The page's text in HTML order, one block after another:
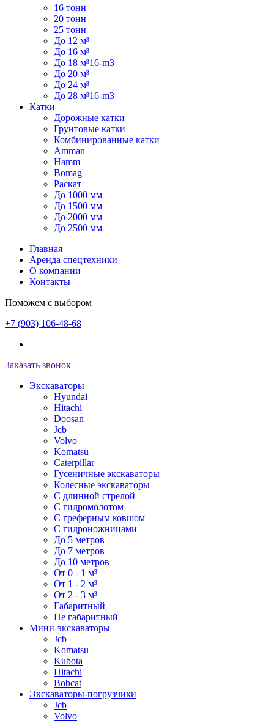
16 тонн
20 тонн
25 тонн
До 12 м³
До 16 м³
До 18 м³16-m3
До 20 м³
До 24 м³
До 28 м³16-m3
Катки
Дорожные катки
Грунтовые катки
Комбинированные катки
Amman
Hamm
Bomag
Раскат
До 1000 мм
До 1500 мм
До 2000 мм
До 2500 мм
Главная
Аренда спецтехники
О компании
Контакты
Поможем с выбором
+7 (903) 106-48-68
Заказать звонок
Экскаваторы
Hyundai
Hitachi
Doosan
Jcb
Volvo
Komatsu
Caterpillar
Гусеничные экскаваторы
Колесные экскаваторы
С длинной стрелой
С гидромолотом
С греферным ковшом
С гидроножницами
До 5 метров
До 7 метров
До 10 метров
От 0 - 1 м³
От 1 - 2 м³
От 2 - 3 м³
Габаритный
Не габаритный
Мини-экскаваторы
Jcb
Komatsu
Kubota
Hitachi
Bobcat
Экскаваторы-погрузчики
Jcb
Volvo